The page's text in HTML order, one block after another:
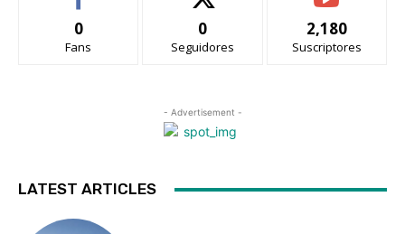
0
Fans
0
Seguidores
2,180
Suscriptores
- Advertisement -
LATEST ARTICLES